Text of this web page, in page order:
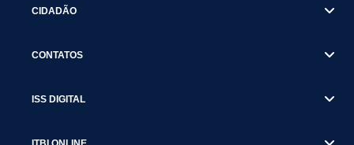
CIDADÃO
CONTATOS
ISS DIGITAL